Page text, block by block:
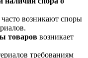
часто возникают споры
товаров возникает
требованиям